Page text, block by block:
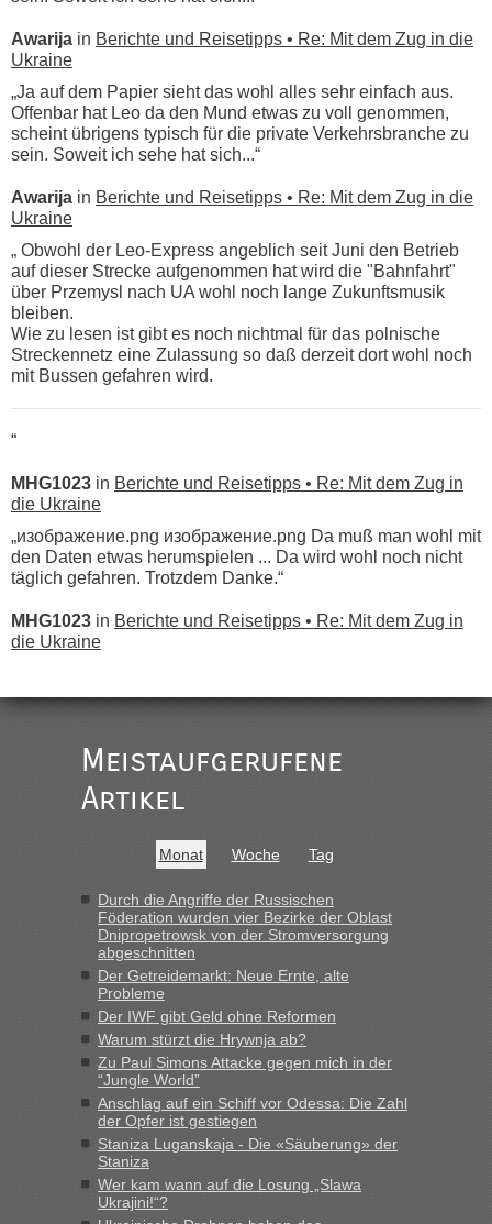
Awarija in Berichte und Reisetipps • Re: Mit dem Zug in die
Ukraine
„Ja auf dem Papier sieht das wohl alles sehr einfach aus.
Offenbar hat Leo da den Mund etwas zu voll genommen,
scheint übrigens typisch für die private Verkehrsbranche zu
sein. Soweit ich sehe hat sich...“
Awarija in Berichte und Reisetipps • Re: Mit dem Zug in die
Ukraine
„ Obwohl der Leo-Express angeblich seit Juni den Betrieb
auf dieser Strecke aufgenommen hat wird die "Bahnfahrt"
über Przemysl nach UA wohl noch lange Zukunftsmusik
bleiben.
Wie zu lesen ist gibt es noch nichtmal für das polnische
Streckennetz eine Zulassung so daß derzeit dort wohl noch
mit Bussen gefahren wird.
“
MHG1023 in Berichte und Reisetipps • Re: Mit dem Zug in
die Ukraine
„изображение.png изображение.png Da muß man wohl mit
den Daten etwas herumspielen ... Da wird wohl noch nicht
täglich gefahren. Trotzdem Danke.“
MHG1023 in Berichte und Reisetipps • Re: Mit dem Zug in
die Ukraine
Ist korrekt, aber ich finde man hätte trotzdem im Text gleich
darauf hinweisen können.
War aber nicht "böse" gemeint ...
buchbar - warum auch immer ...
Hab´s versucht - bekomme aber immer angezeigt "auf dieser
Strecke fahren wir nicht"
inBerichte und Reisetipps • Re: Mit dem Zug in
die Ukraine
„Man sollte aber explizit dazu schreiben, daß es ein Zug von
LeoExpress ist - und nur auf deren Webseite kann man die
Fahrkarten kaufen. Zumindest ist es die erste Umsteigefreie
Verbindung von Deutschland...“
Recht, Visa und Dokumente • Re: Deklaration
gebrauchter Kleidung beim Zoll
„Vielen Dank, mit einem Briefchen meiner Frau im Gepäck
Meistaufgerufene
Artikel
Monat Woche Tag
Durch die Angriffe der Russischen
Föderation wurden vier Bezirke der Oblast
Dnipropetrowsk von der Stromversorgung
abgeschnitten
Der Getreidemarkt: Neue Ernte, alte
Probleme
Der IWF gibt Geld ohne Reformen
Warum stürzt die Hrywnja ab?
Zu Paul Simons Attacke gegen mich in der
“Jungle World”
Anschlag auf ein Schiff vor Odessa: Die Zahl
der Opfer ist gestiegen
Staniza Luganskaja - Die «Säuberung» der
Staniza
Wer kam wann auf die Losung „Slawa
Ukrajini!“?